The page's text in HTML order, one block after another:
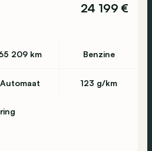
24 199 €
209 km Benzine
Automaat 123 g/km